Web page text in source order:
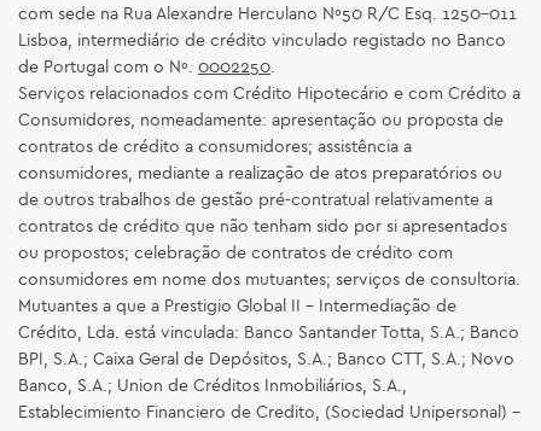
com sede na Rua Alexandre Herculano Nº50 R/C Esq. 1250-011
Lisboa, intermediário de crédito vinculado registado no Banco
de Portugal com o Nº. 0002250.
Serviços relacionados com Crédito Hipotecário e com Crédito a
Consumidores, nomeadamente: apresentação ou proposta de
contratos de crédito a consumidores; assistência a
consumidores, mediante a realização de atos preparatórios ou
de outros trabalhos de gestão pré-contratual relativamente a
contratos de crédito que não tenham sido por si apresentados
ou propostos; celebração de contratos de crédito com
consumidores em nome dos mutuantes; serviços de consultoria.
Mutuantes a que a Prestigio Global II – Intermediação de
Crédito, Lda. está vinculada: Banco Santander Totta, S.A.; Banco
BPI, S.A.; Caixa Geral de Depósitos, S.A.; Banco CTT, S.A.; Novo
Banco, S.A.; Union de Créditos Inmobiliários, S.A.,
Establecimiento Financiero de Credito, (Sociedad Unipersonal) -